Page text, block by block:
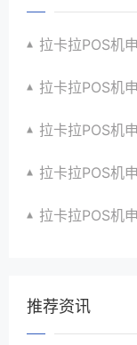
拉卡拉POS机申请指
拉卡拉POS机申请必
拉卡拉POS机申请实战
拉卡拉POS机申请攻
拉卡拉POS机申请流
推荐资讯